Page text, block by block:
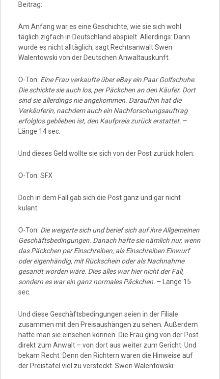
Beitrag:
Am Anfang war es eine Geschichte, wie sie sich wohl
täglich zigfach in Deutschland abspielt. Allerdings: Dann
wurde es nicht alltäglich, sagt Rechtsanwalt Swen
Walentowski von der Deutschen Anwaltauskunft.
O-Ton: Eine Frau verkaufte über eBay ein Paar Golfschuhe.
Die schickte sie auch los, per Päckchen an den Käufer. Dort
sind sie allerdings nie angekommen. Daraufhin hat die
Verkäuferin, nachdem auch ein Nachforschungsauftrag
erfolglos geblieben ist, den Kaufpreis zurück erstattet. –
Länge 14 sec.
Und dieses Geld wollte sie sich von der Post zurück holen:
O-Ton: SFX
Doch in dem Fall gab sich die Post ganz und gar nicht
kulant:
O-Ton: Die weigerte sich und berief sich auf ihre Allgemeinen
Geschäftsbedingungen. Danach hafte sie nämlich nur, wenn
das Päckchen per Einschreiben, als Einschreiben Einwurf
oder eigenhändig, mit Rückschein oder als Nachnahme
gesandt worden wäre. Dies alles war hier nicht der Fall,
sondern es war ein ganz normales Päckchen. – Länge 15
sec.
Und diese Geschäftsbedingungen seien in der Filiale
zusammen mit den Preisaushängen zu sehen. Außerdem
hätte man sie einsehen können. Die Frau ging von der Post
direkt zum Anwalt – von dort aus weiter zum Gericht. Und
bekam Recht. Denn den Richtern waren die Hinweise auf
der Preistafel viel zu versteckt. Swen Walentowski: